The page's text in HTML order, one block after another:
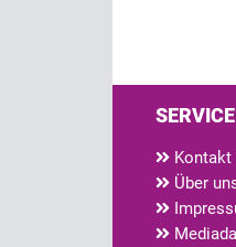
SERVICE
Kontakt
Über